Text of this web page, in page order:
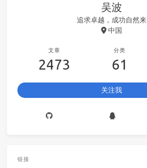
吴波
追求卓越，成功自然来
中国
文章
2473
分类
61
关注我
链接